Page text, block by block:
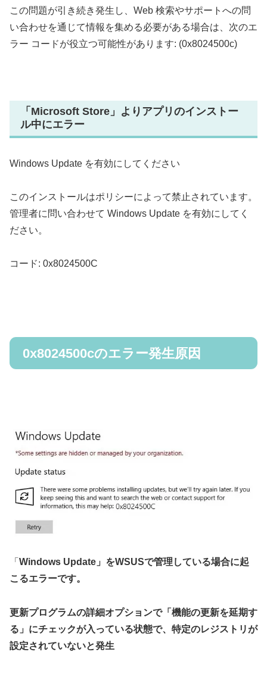
この問題が引き続き発生し、Web 検索やサポートへの問
い合わせを通じて情報を集める必要がある場合は、次のエ
ラー コードが役立つ可能性があります: (0x8024500c)
「 Microsoft Store」よりアプリのインストー
ル中にエラー
Windows Update を有効にしてください
このインストールはポリシーによって禁止されています。
管理者に問い合わせて Windows Update を有効にしてく
ださい。
コード: 0x8024500C
0x8024500cのエラー発生原因
「 Windows Update」をWSUSで管理している場合に起
こるエラーです。
更新プログラムの詳細オプションで「機能の更新を延期す
る」にチェックが入っている状態で、特定のレジストリが
設定されていないと発生